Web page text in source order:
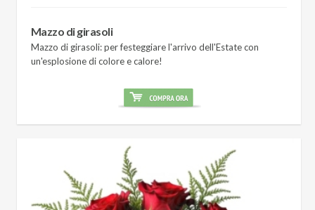
Mazzo di girasoli
Mazzo di girasoli: per festeggiare l'arrivo dell'Estate con
un'esplosione di colore e calore!